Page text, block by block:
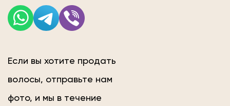
Если вы хотите продать
волосы, отправьте нам
фото, и мы в течение